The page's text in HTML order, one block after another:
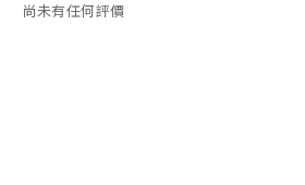
尚未有任何評價